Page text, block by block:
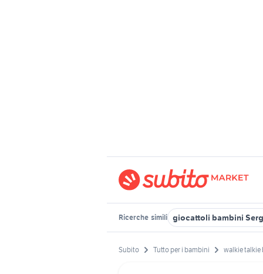
Ricerche simili giocattoli bambini
Subito Tutto per i bambini walkie